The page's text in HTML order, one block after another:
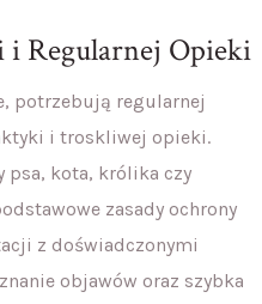
Regularnej Opieki
potrzebują regularnej
i troskliwej opieki.
psa, kota, królika czy
zasady ochrony
z doświadczonymi
objawów oraz szybka